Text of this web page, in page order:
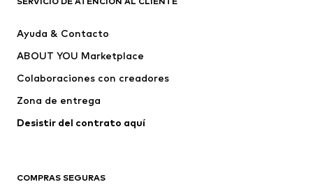
Vestidos
Camisetas y tops
Chaquetas
Jerséis y punto
Ropa interior
Abrigos
Tallas grandes
Ayuda & Contacto
ABOUT YOU Marketplace
Colaboraciones con creadores
Zona de entrega
Desistir del contrato aquí
COMPRAS SEGURAS